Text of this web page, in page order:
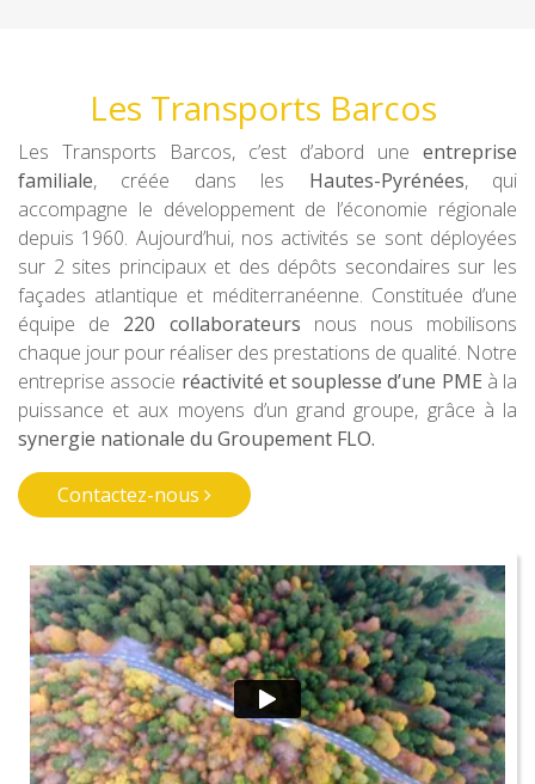
Les Transports Barcos
Les Transports Barcos, c’est d’abord une entreprise
familiale, créée dans les Hautes-Pyrénées, qui
accompagne le développement de l’économie régionale
depuis 1960. Aujourd’hui, nos activités se sont déployées
sur 2 sites principaux et des dépôts secondaires sur les
façades atlantique et méditerranéenne. Constituée d’une
équipe de 220 collaborateurs nous nous mobilisons
chaque jour pour réaliser des prestations de qualité. Notre
entreprise associe réactivité et souplesse d’une PME à la
puissance et aux moyens d’un grand groupe, grâce à la
synergie nationale du Groupement FLO.
Contactez-nous